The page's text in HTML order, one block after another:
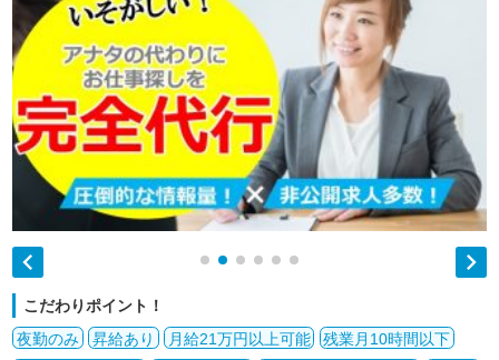
 
こだわりポイント！
夜勤のみ
昇給あり 月給21万円以上可能
残業月10時間以下